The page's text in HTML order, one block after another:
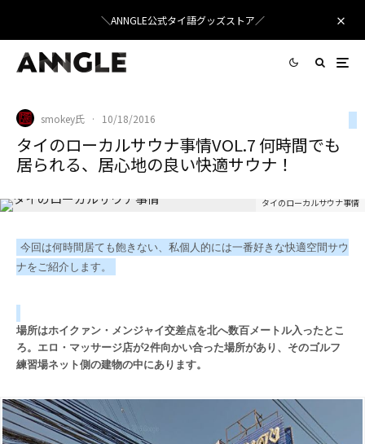
＼ANNGLE公式タイ語グッズストア／
smokey氏 · 10/18/2016
タイのローカルサウナ事情VOL.7 何時間でも
居られる、居心地の良い快適サウナ！
タイのローカルサウナ事情
今回は何時間居ても飽きない、私個人的には一番好きな快適空間サウ
ナをご紹介します。
場所はホイクァン・メンジャイ交差点を北へ数百メートル入ったとこ
ろ。エロ・マッサージ店が2件向かい合った場所があり、そのゴルフ
練習場ネット側の建物の中にあります。